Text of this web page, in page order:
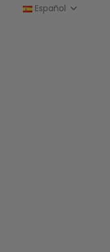
Español